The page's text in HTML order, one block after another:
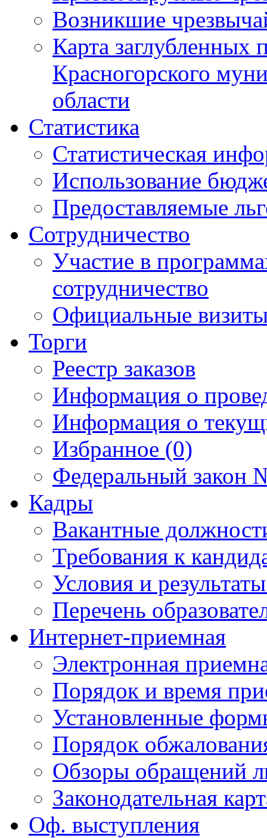
Возникшие
Карта
Красногорского
области
Статистика
Статистическая
Использование
Предоставляемые
Сотрудничество
Участие в
сотрудничество
Официальные
Торги
Реестр заказов
Информация о
Информация о
Избранное (0)
Федеральный закон
Кадры
Вакантные
Требования к
Условия и
Перечень
Интернет-приемная
Электронная
Порядок и время
Установленные
Порядок
Обзоры обращений
Законодательная
Оф. выступления